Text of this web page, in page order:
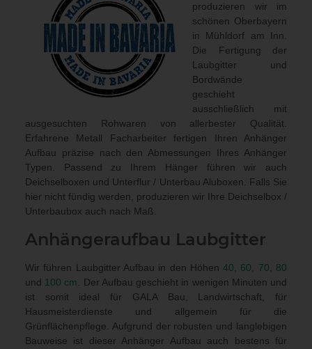
produzieren wir im
schönen Oberbayern
in Mühldorf am Inn.
Die Fertigung der
Laubgitter und
Bordwände
geschieht
ausschließlich mit
ausgesuchten Rohwaren von allerbester Qualität.
Erfahrene Metall Facharbeiter fertigen Ihren Anhänger
Aufbau präzise nach den Abmessungen Ihres Anhänger
Typen. Passend zu Ihrem Hänger führen wir auch
Deichselboxen und Unterflur / Unterbau Aluboxen . Falls Sie
hier nicht fündig werden, produzieren wir Ihre Deichselbox /
Unterbaubox auch nach Maß
Anhängeraufbau Laubgitter
Wir führen Laubgitter Aufbau in den Höhen40, 60, 70, 80
und 100 cm . Der Aufbau geschieht in wenigen Minuten und
ist somit ideal für GALA Bau, Landwirtschaft, für
Hausmeisterdienste und allgemein für die
Grünflächenpflege. Aufgrund der robusten und langlebigen
Bauweise ist dieser Anhänger Aufbau auch bestens für